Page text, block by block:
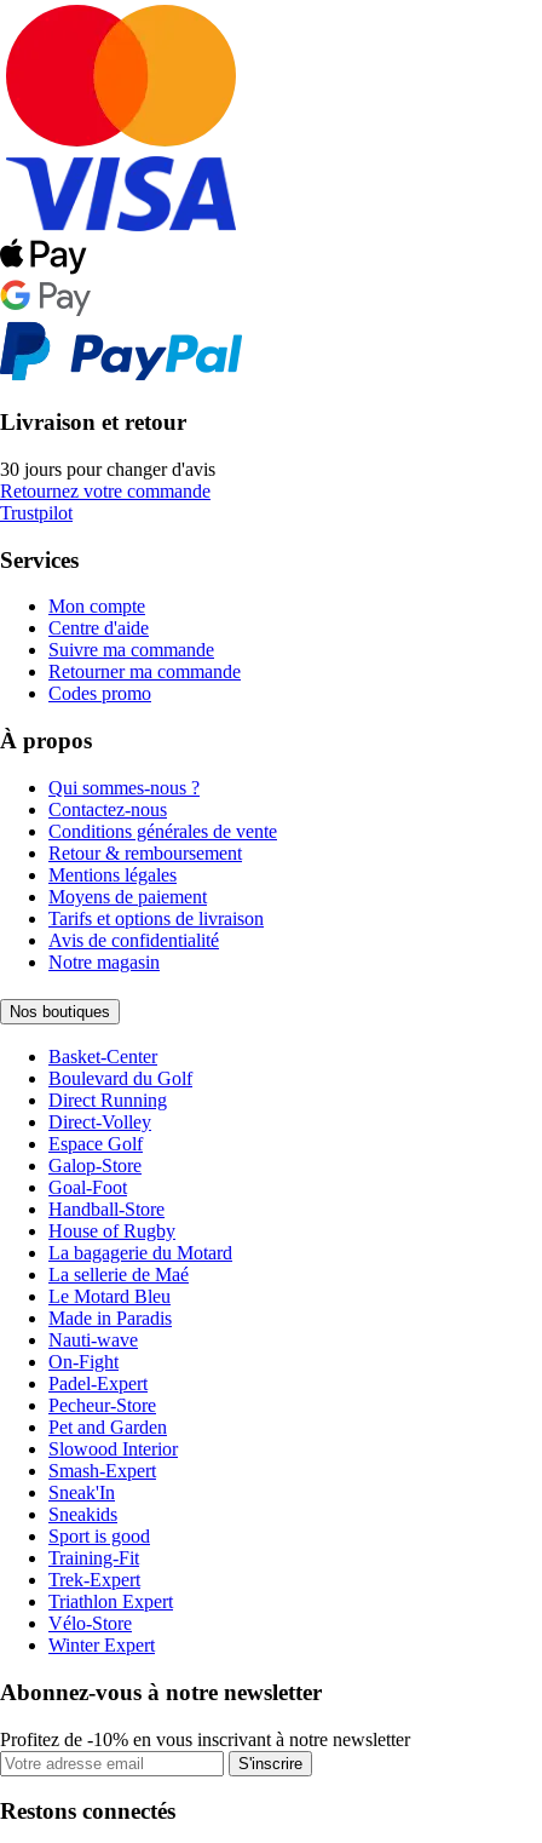
Livraison et retour
30 jours pour changer d'avis
Retournez votre commande
Trustpilot
Services
Mon compte
Centre d'aide
Suivre ma commande
Retourner ma commande
Codes promo
À propos
Qui sommes-nous ?
Contactez-nous
Conditions générales de vente
Retour & remboursement
Mentions légales
Moyens de paiement
Tarifs et options de livraison
Avis de confidentialité
Notre magasin
Nos boutiques
Basket-Center
Boulevard du Golf
Direct Running
Direct-Volley
Espace Golf
Galop-Store
Goal-Foot
Handball-Store
House of Rugby
La bagagerie du Motard
La sellerie de Maé
Le Motard Bleu
Made in Paradis
Nauti-wave
On-Fight
Padel-Expert
Pecheur-Store
Pet and Garden
Slowood Interior
Smash-Expert
Sneak'In
Sneakids
Sport is good
Training-Fit
Trek-Expert
Triathlon Expert
Vélo-Store
Winter Expert
Abonnez-vous à notre newsletter
Profitez de -10% en vous inscrivant à notre newsletter
S'inscrire
Restons connectés